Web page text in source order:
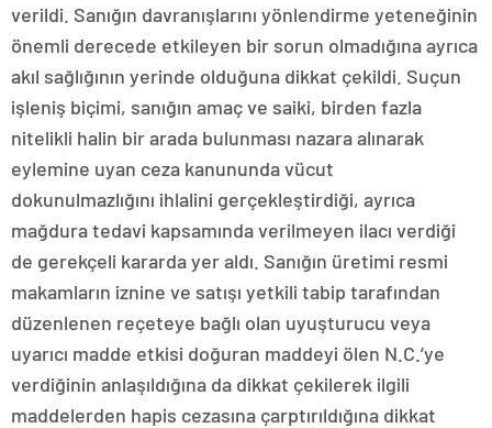
verildi. Sanığın davranışlarını yönlendirme yeteneğinin
önemli derecede etkileyen bir sorun olmadığına ayrıca
akıl sağlığının yerinde olduğuna dikkat çekildi. Suçun
işleniş biçimi, sanığın amaç ve saiki, birden fazla
nitelikli halin bir arada bulunması nazara alınarak
eylemine uyan ceza kanununda vücut
dokunulmazlığını ihlalini gerçekleştirdiği, ayrıca
mağdura tedavi kapsamında verilmeyen ilacı verdiği
de gerekçeli kararda yer aldı. Sanığın üretimi resmi
makamların iznine ve satışı yetkili tabip tarafından
düzenlenen reçeteye bağlı olan uyuşturucu veya
uyarıcı madde etkisi doğuran maddeyi ölen N.C.’ye
verdiğinin anlaşıldığına da dikkat çekilerek ilgili
maddelerden hapis cezasına çarptırıldığına dikkat